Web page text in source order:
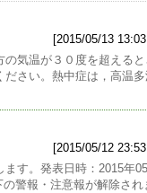
[2015/05/13
気温が３０度を超える
さい。熱中症は，高温
[2015/05/12
す。発表日時：2015年
警報・注意報が解除され